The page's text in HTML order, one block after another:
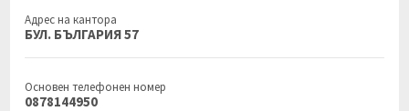
Адрес на кантора
БУЛ. БЪЛГАРИЯ 57
Основен телефонен номер
0878144950